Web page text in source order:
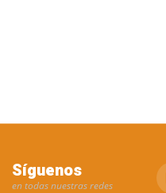
Síguenos
en todas nuestras redes